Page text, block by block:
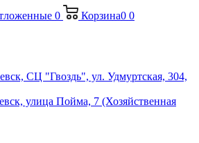
0 Корзина0 0
СЦ "Гвоздь", ул. Удмуртская, 304,
улица Пойма, 7 (Хозяйственная